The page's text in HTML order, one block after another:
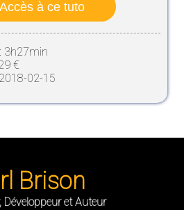
Accès à ce tuto
3h27min
€
02-15
Brison
Développeur et Auteur